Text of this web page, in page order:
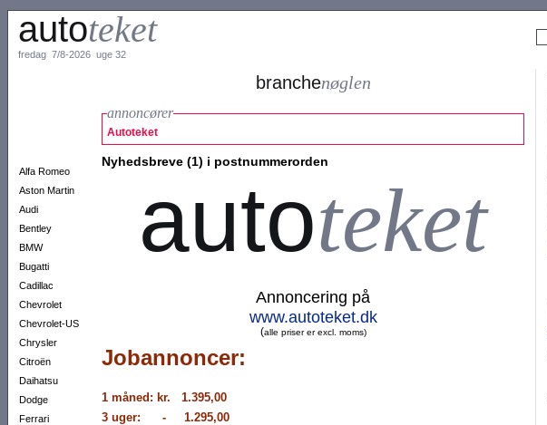
autoteket
fredag 7/8-2026 uge 32
Alfa Romeo
Aston Martin
Audi
Bentley
BMW
Bugatti
Cadillac
Chevrolet
Chevrolet-US
Chrysler
Citroën
Daihatsu
Dodge
Ferrari
branchenøglen
annoncører
Autoteket
Nyhedsbreve (1) i postnummerorden
autoteket
Annoncering på
www.autoteket.dk
(alle priser er excl. moms)
Jobannoncer:
1 måned: kr. 1.395,00
3 uger: - 1.295,00